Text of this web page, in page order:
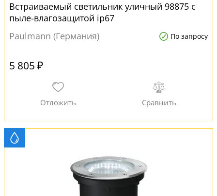
Встраиваемый светильник уличный 98875 с
пыле-влагозащитой ip67
Paulmann (Германия)
По запросу
5 805 ₽